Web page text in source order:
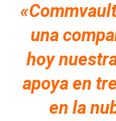
una
hoy
apoya en
en la